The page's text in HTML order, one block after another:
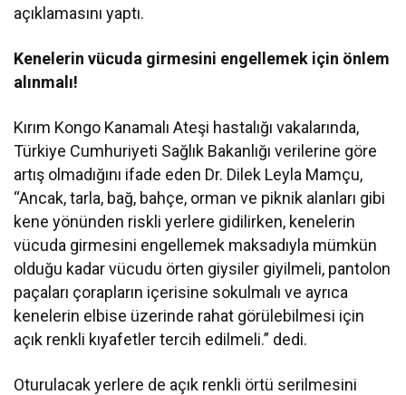
açıklamasını yaptı.
Kenelerin vücuda girmesini engellemek için önlem
alınmalı!
Kırım Kongo Kanamalı Ateşi hastalığı vakalarında,
Türkiye Cumhuriyeti Sağlık Bakanlığı verilerine göre
artış olmadığını ifade eden Dr. Dilek Leyla Mamçu,
“Ancak, tarla, bağ, bahçe, orman ve piknik alanları gibi
kene yönünden riskli yerlere gidilirken, kenelerin
vücuda girmesini engellemek maksadıyla mümkün
olduğu kadar vücudu örten giysiler giyilmeli, pantolon
paçaları çorapların içerisine sokulmalı ve ayrıca
kenelerin elbise üzerinde rahat görülebilmesi için
açık renkli kıyafetler tercih edilmeli.” dedi.
Oturulacak yerlere de açık renkli örtü serilmesini